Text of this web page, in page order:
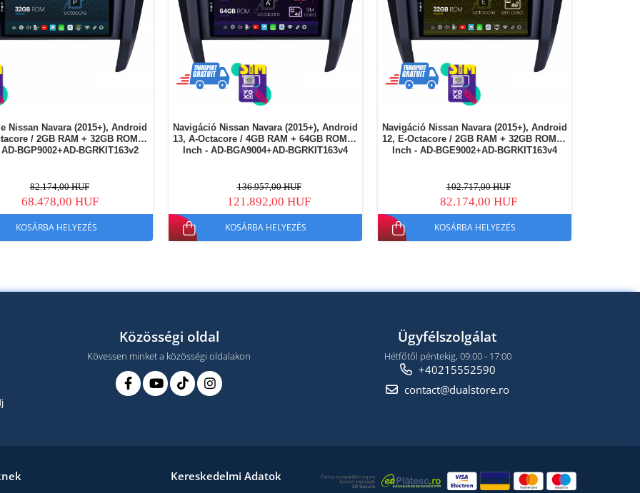
Nissan Navara (2015+), Android
/ 2GB RAM + 32GB ROM, 9
BGP9002+AD-BGRKIT163v2
82.174,00 HUF
68.478,00 HUF
KOSÁRBA HELYEZÉS
Navigáció Nissan Navara (2015+), Android
13, A-Octacore / 4GB RAM + 64GB ROM, 9
Inch - AD-BGA9004+AD-BGRKIT163v4
136.957,00 HUF
121.892,00 HUF
KOSÁRBA HELYEZÉS
Navigáció Nissan Navara (2015+), Android
12, E-Octacore / 2GB RAM + 32GB ROM, 9
Inch - AD-BGE9002+AD-BGRKIT163v4
102.717,00 HUF
82.174,00 HUF
KOSÁRBA HELYEZÉS
Közösségi oldal
Kövessen minket a közösségi oldalakon
Ügyfélszolgálat
Hétfőtől péntekig, 09:00 - 17:00
+40215552590
contact@dualstore.ro
Kereskedelmi Adatok